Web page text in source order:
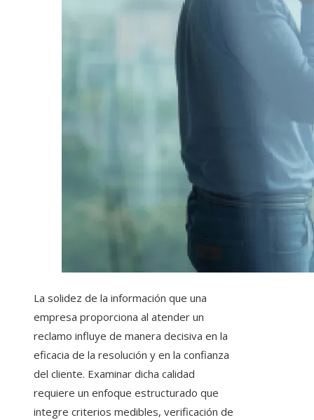
La solidez de la información que una
empresa proporciona al atender un
reclamo influye de manera decisiva en la
eficacia de la resolución y en la confianza
del cliente. Examinar dicha calidad
requiere un enfoque estructurado que
integre criterios medibles, verificación de